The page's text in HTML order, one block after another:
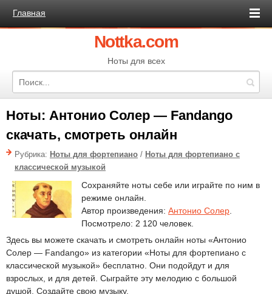
Главная
Nottka.com
Ноты для всех
Ноты: Антонио Солер — Fandango
скачать, смотреть онлайн
Рубрика: Ноты для фортепиано / Ноты для фортепиано с
классической музыкой
Сохраняйте ноты себе или играйте по ним в
режиме онлайн.
Автор произведения: Антонио Солер
Посмотрело: 2 120 человек.
Здесь вы можете скачать и смотреть онлайн ноты «Антонио
Солер — Fandango» из категории «Ноты для фортепиано с
классической музыкой» бесплатно. Они подойдут и для
взрослых, и для детей. Сыграйте эту мелодию с большой
душой. Создайте свою музыку.